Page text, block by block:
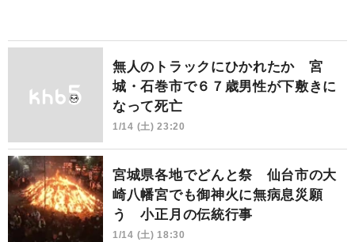
無人のトラックにひかれたか 宮
城・石巻市で６７歳男性が下敷きに
なって死亡
1/14 (土) 23:20
宮城県各地でどんと祭 仙台市の大
崎八幡宮でも御神火に無病息災願
う 小正月の伝統行事
1/14 (土) 18:30